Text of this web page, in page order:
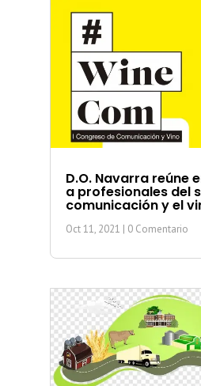
D.O. Navarra reúne
a profesionales del
comunicación y el
Oct 11, 2021 | 0 Comentario